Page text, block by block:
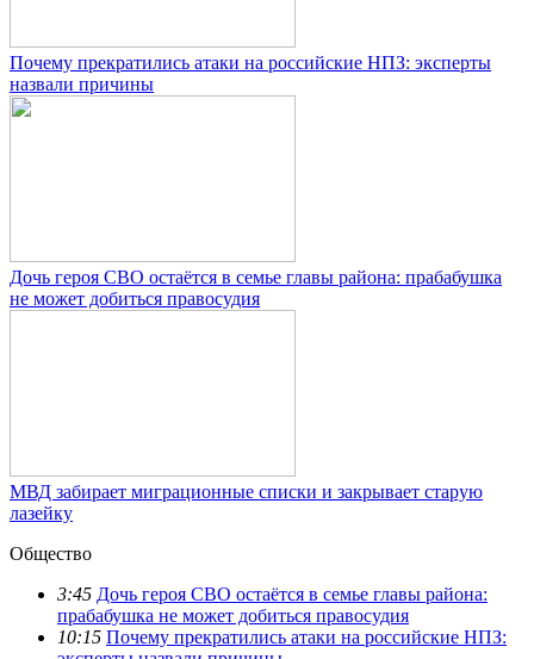
Почему прекратились атаки на российские НПЗ: эксперты
назвали причины
Дочь героя СВО остаётся в семье главы района: прабабушка
не может добиться правосудия
МВД забирает миграционные списки и закрывает старую
лазейку
Общество
3:45 Дочь героя СВО остаётся в семье главы района:
прабабушка не может добиться правосудия
10:15 Почему прекратились атаки на российские НПЗ: